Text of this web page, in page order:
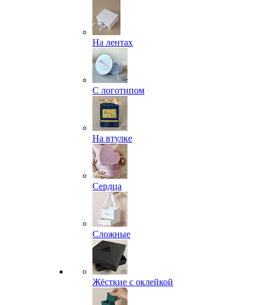
На лентах
С логотипом
На втулке
Сердца
Сложные
Жёсткие с оклейкой